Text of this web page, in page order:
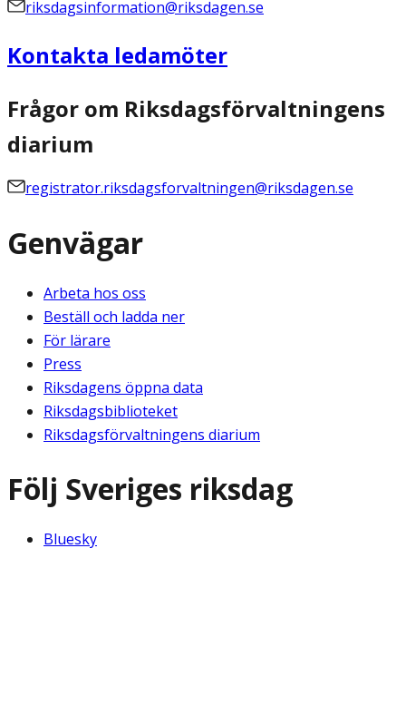
riksdagsinformation@riksdagen.se
Kontakta ledamöter
Frågor om Riksdagsförvaltningens
diarium
registrator.riksdagsforvaltningen@riksdagen.se
Genvägar
Arbeta hos oss
Beställ och ladda ner
För lärare
Press
Riksdagens öppna data
Riksdagsbiblioteket
Riksdagsförvaltningens diarium
Följ Sveriges riksdag
Bluesky